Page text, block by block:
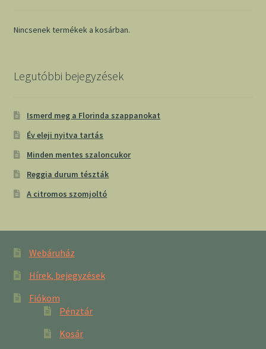
Nincsenek termékek a kosárban.
Legutóbbi bejegyzések
Ismerd meg a Florinda szappanokat
Év eleji nyitva tartás
Minden mentes szaloncukor
Reggia durum tészták
A citromos szomjoltó
Webáruház
Hírek, bejegyzések
Fiókom
Pénztár
Kosár